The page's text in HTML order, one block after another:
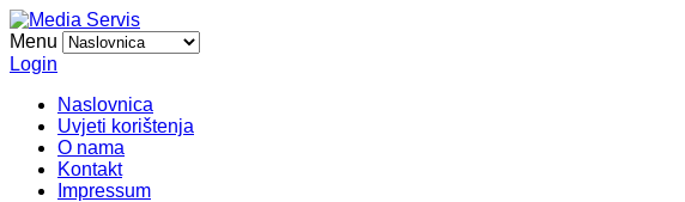
Menu
Login
Naslovnica
Uvjeti korištenja
O nama
Kontakt
Impressum